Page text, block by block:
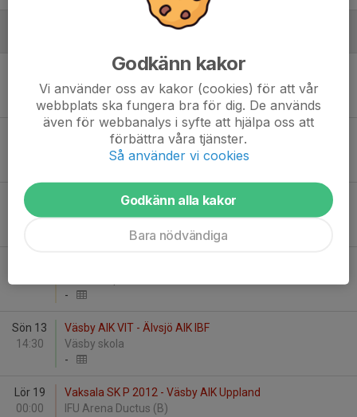
00:00
Enköpings IBK P09/10 - Väsby AIK Uppland
S:t Ilianshallen
-
IFK Haninge - Väsby AIK VIT
Lyckeby Sporthall
Lör 12
00:00
Väsby AIK Uppland - IK Sirius FBC P10/11 blå
Smedsgärdshallen
-
Sön 13
14:30
Väsby AIK VIT - Älvsjö AIK IBF
Väsby skola
-
Lör 19
00:00
Vaksala SK P 2012 - Väsby AIK Uppland
IFU Arena Ductus (B)
Godkänn kakor
Vi använder oss av kakor (cookies) för att vår
webbplats ska fungera bra för dig. De används
även för webbanalys i syfte att hjälpa oss att
förbättra våra tjänster.
Så använder vi cookies
Godkänn alla kakor
Bara nödvändiga